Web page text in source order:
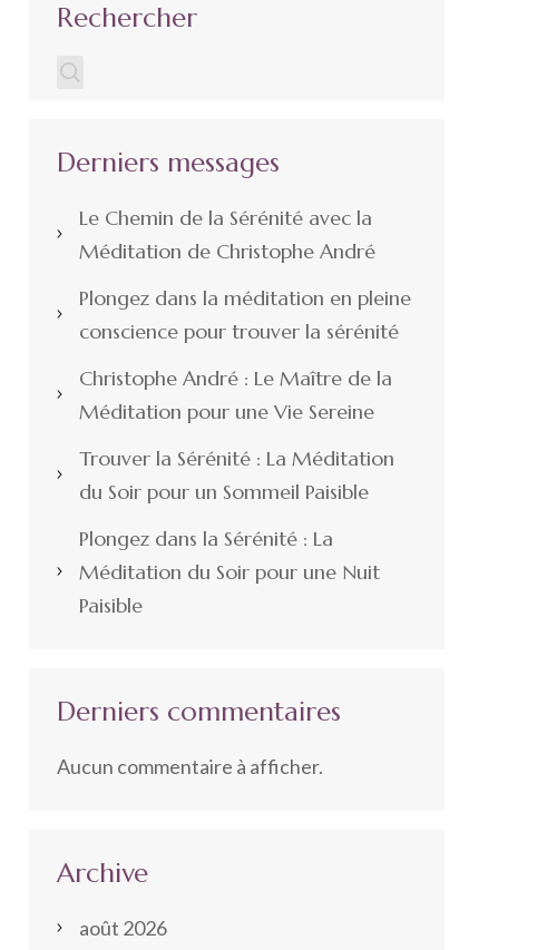
Rechercher
Derniers messages
Le Chemin de la Sérénité avec la
Méditation de Christophe André
Plongez dans la méditation en pleine
conscience pour trouver la sérénité
Christophe André : Le Maître de la
Méditation pour une Vie Sereine
Trouver la Sérénité : La Méditation
du Soir pour un Sommeil Paisible
Plongez dans la Sérénité : La
Méditation du Soir pour une Nuit
Paisible
Derniers commentaires
Aucun commentaire à afficher.
Archive
août 2026